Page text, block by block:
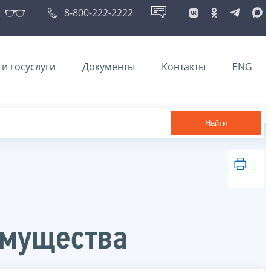
8-800-222-2222
госуслуги Документы Контакты ENG
Найти